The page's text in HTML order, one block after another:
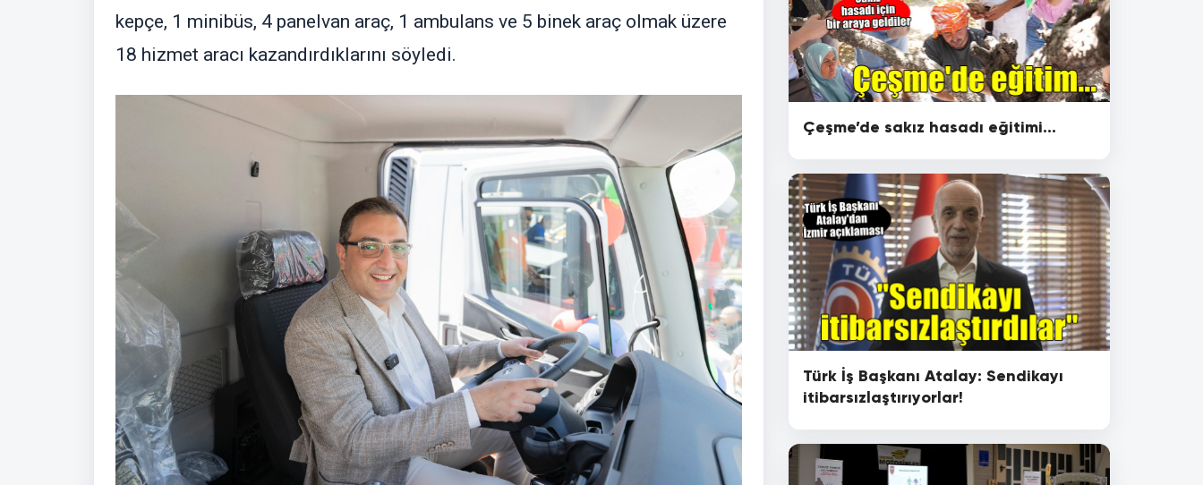
kepçe, 1 minibüs, 4 panelvan araç, 1 ambulans ve 5 binek araç olmak üzere
18 hizmet aracı kazandırdıklarını söyledi.
Çeşme’de sakız hasadı eğitimi...
Türk İş Başkanı Atalay: Sendikayı
itibarsızlaştırıyorlar!